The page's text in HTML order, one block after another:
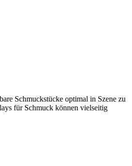
Schmuckstücke optimal in Szene zu
für Schmuck können vielseitig